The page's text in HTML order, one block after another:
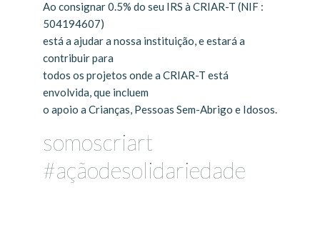
Ao consignar 0.5% do seu IRS à CRIAR-T (NIF :
504194607)
está a ajudar a nossa instituição, e estará a
contribuir para
todos os projetos onde a CRIAR-T está
envolvida, que incluem
o apoio a Crianças, Pessoas Sem-Abrigo e Idosos.
somoscriart
#açãodesolidariedade